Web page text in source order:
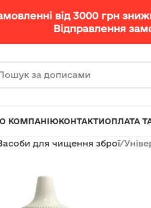
від 3000 грн
Відправлення
КОМПАНІЮКОНТАКТИОПЛАТА
для чищення зброї